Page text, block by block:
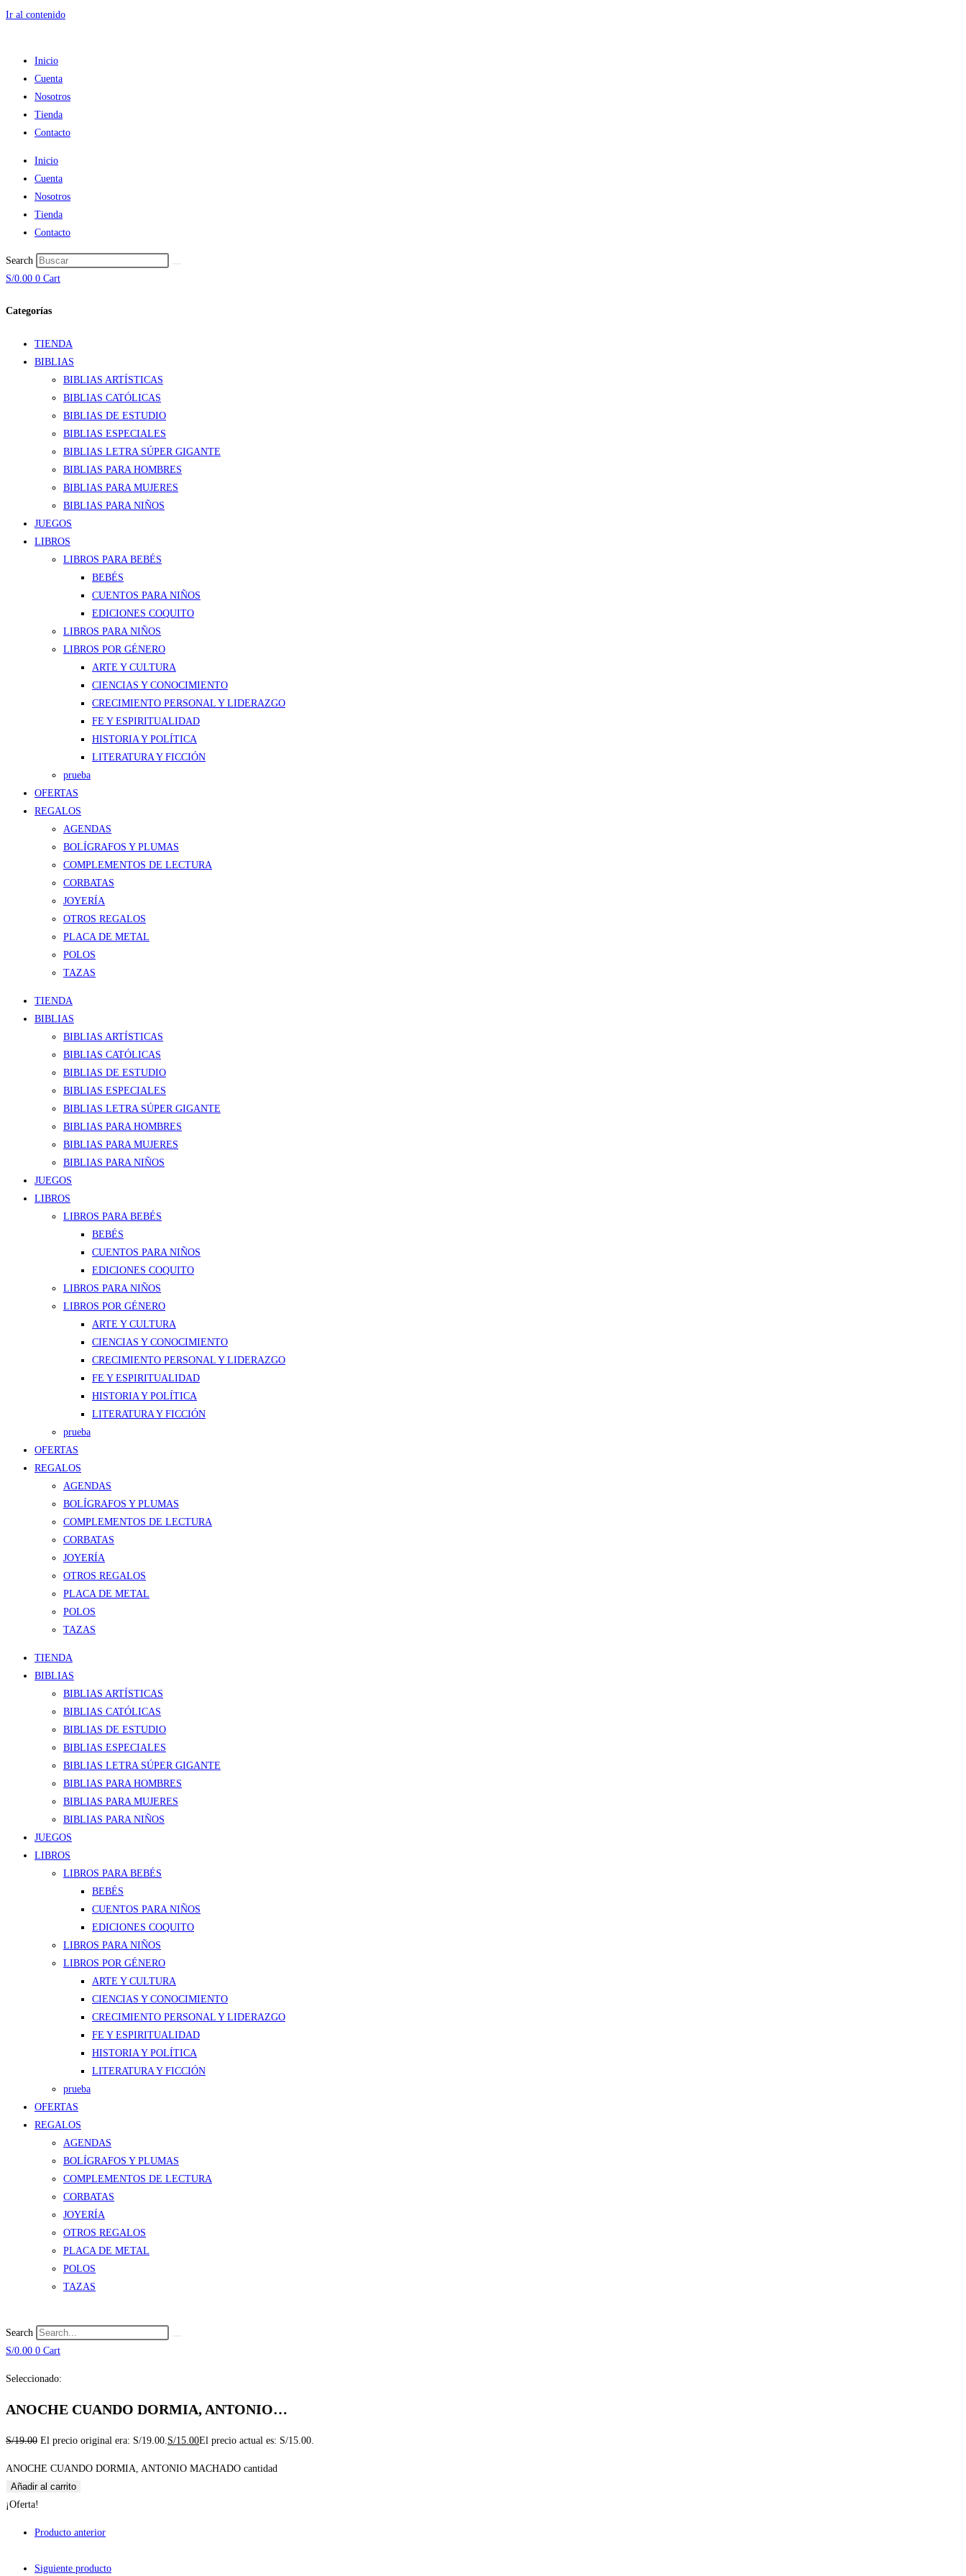
Ir al contenido
Inicio
Cuenta
Nosotros
Tienda
Contacto
Inicio
Cuenta
Nosotros
Tienda
Contacto
Search
S/0.00 0 Cart
Categorías
TIENDA
BIBLIAS
BIBLIAS ARTÍSTICAS
BIBLIAS CATÓLICAS
BIBLIAS DE ESTUDIO
BIBLIAS ESPECIALES
BIBLIAS LETRA SÚPER GIGANTE
BIBLIAS PARA HOMBRES
BIBLIAS PARA MUJERES
BIBLIAS PARA NIÑOS
JUEGOS
LIBROS
LIBROS PARA BEBÉS
BEBÉS
CUENTOS PARA NIÑOS
EDICIONES COQUITO
LIBROS PARA NIÑOS
LIBROS POR GÉNERO
ARTE Y CULTURA
CIENCIAS Y CONOCIMIENTO
CRECIMIENTO PERSONAL Y LIDERAZGO
FE Y ESPIRITUALIDAD
HISTORIA Y POLÍTICA
LITERATURA Y FICCIÓN
prueba
OFERTAS
REGALOS
AGENDAS
BOLÍGRAFOS Y PLUMAS
COMPLEMENTOS DE LECTURA
CORBATAS
JOYERÍA
OTROS REGALOS
PLACA DE METAL
POLOS
TAZAS
TIENDA
BIBLIAS
BIBLIAS ARTÍSTICAS
BIBLIAS CATÓLICAS
BIBLIAS DE ESTUDIO
BIBLIAS ESPECIALES
BIBLIAS LETRA SÚPER GIGANTE
BIBLIAS PARA HOMBRES
BIBLIAS PARA MUJERES
BIBLIAS PARA NIÑOS
JUEGOS
LIBROS
LIBROS PARA BEBÉS
BEBÉS
CUENTOS PARA NIÑOS
EDICIONES COQUITO
LIBROS PARA NIÑOS
LIBROS POR GÉNERO
ARTE Y CULTURA
CIENCIAS Y CONOCIMIENTO
CRECIMIENTO PERSONAL Y LIDERAZGO
FE Y ESPIRITUALIDAD
HISTORIA Y POLÍTICA
LITERATURA Y FICCIÓN
prueba
OFERTAS
REGALOS
AGENDAS
BOLÍGRAFOS Y PLUMAS
COMPLEMENTOS DE LECTURA
CORBATAS
JOYERÍA
OTROS REGALOS
PLACA DE METAL
POLOS
TAZAS
TIENDA
BIBLIAS
BIBLIAS ARTÍSTICAS
BIBLIAS CATÓLICAS
BIBLIAS DE ESTUDIO
BIBLIAS ESPECIALES
BIBLIAS LETRA SÚPER GIGANTE
BIBLIAS PARA HOMBRES
BIBLIAS PARA MUJERES
BIBLIAS PARA NIÑOS
JUEGOS
LIBROS
LIBROS PARA BEBÉS
BEBÉS
CUENTOS PARA NIÑOS
EDICIONES COQUITO
LIBROS PARA NIÑOS
LIBROS POR GÉNERO
ARTE Y CULTURA
CIENCIAS Y CONOCIMIENTO
CRECIMIENTO PERSONAL Y LIDERAZGO
FE Y ESPIRITUALIDAD
HISTORIA Y POLÍTICA
LITERATURA Y FICCIÓN
prueba
OFERTAS
REGALOS
AGENDAS
BOLÍGRAFOS Y PLUMAS
COMPLEMENTOS DE LECTURA
CORBATAS
JOYERÍA
OTROS REGALOS
PLACA DE METAL
POLOS
TAZAS
Search
S/0.00 0 Cart
Seleccionado:
ANOCHE CUANDO DORMIA, ANTONIO…
S/19.00 El precio original era: S/19.00. S/15.00El precio actual es: S/15.00.
ANOCHE CUANDO DORMIA, ANTONIO MACHADO cantidad
Añadir al carrito
¡Oferta!
Producto anterior
Siguiente producto